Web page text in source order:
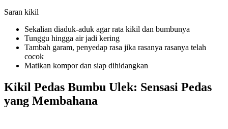
Saran kikil
Sekalian diaduk-aduk agar rata kikil dan bumbunya
Tunggu hingga air jadi kering
Tambah garam, penyedap rasa jika rasanya rasanya telah
cocok
Matikan kompor dan siap dihidangkan
Kikil Pedas Bumbu Ulek: Sensasi Pedas
yang Membahana